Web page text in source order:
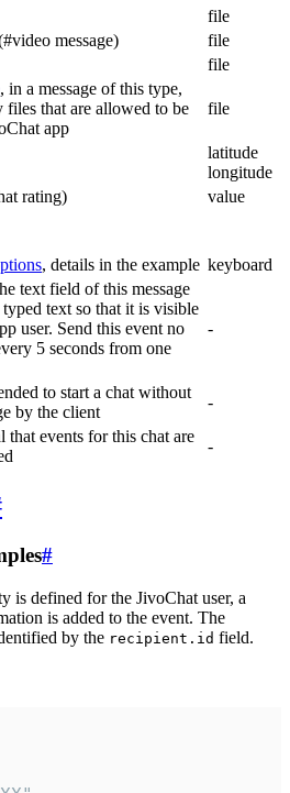
file
message)
file
file
, in a message of this type,
files that are allowed to be
app
file
latitude
longitude
rating)
value
, details in the example keyboard
text field of this message
text so that it is visible
user. Send this event no
5 seconds from one
-
to start a chat without
by the client
-
that events for this chat are
-
#
is defined for the JivoChat user, a
is added to the event. The
by the recipient.id field.